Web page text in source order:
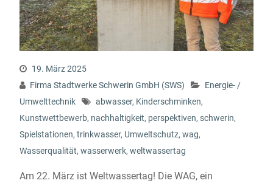
19. März 2025
Firma Stadtwerke Schwerin GmbH (SWS)
Energie- /
Umwelttechnik
abwasser, Kinderschminken,
Kunstwettbewerb, nachhaltigkeit, perspektiven, schwerin,
Spielstationen, trinkwasser, Umweltschutz, wag,
Wasserqualität, wasserwerk, weltwassertag
Am 22. März ist Weltwassertag! Die WAG, ein